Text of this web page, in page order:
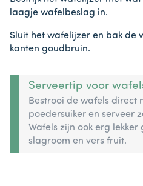
laagje wafelbeslag in.
Sluit het wafelijzer en bak de
kanten goudbruin.
Serveertip voor
Bestrooi de wafels direct
poedersuiker en serveer
Wafels zijn ook erg lekker
slagroom en vers fruit.